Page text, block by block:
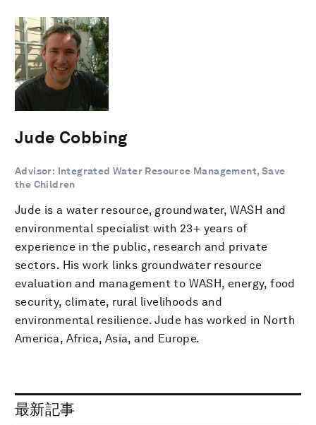
Jude Cobbing
Advisor: Integrated Water Resource Management, Save
the Children
Jude is a water resource, groundwater, WASH and
environmental specialist with 23+ years of
experience in the public, research and private
sectors. His work links groundwater resource
evaluation and management to WASH, energy, food
security, climate, rural livelihoods and
environmental resilience. Jude has worked in North
America, Africa, Asia, and Europe.
最新記事